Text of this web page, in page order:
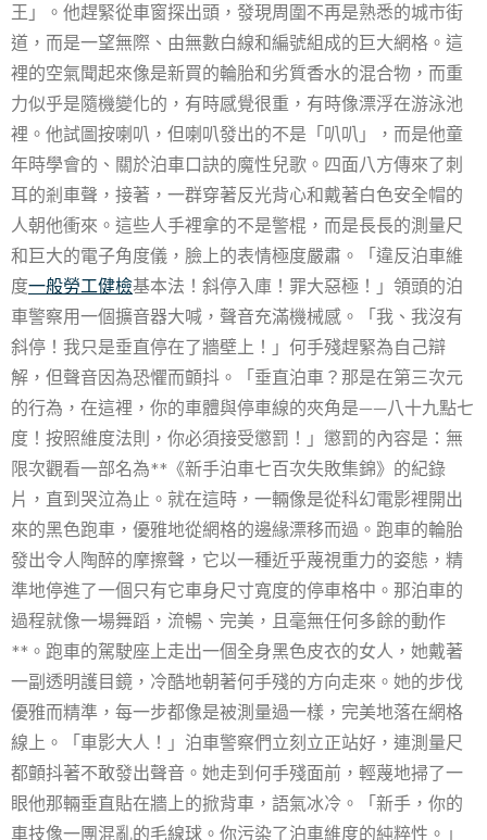
王」。他趕緊從車窗探出頭，發現周圍不再是熟悉的城市街
道，而是一望無際、由無數白線和編號組成的巨大網格。這
裡的空氣聞起來像是新買的輪胎和劣質香水的混合物，而重
力似乎是隨機變化的，有時感覺很重，有時像漂浮在游泳池
裡。他試圖按喇叭，但喇叭發出的不是「叭叭」，而是他童
年時學會的、關於泊車口訣的魔性兒歌。四面八方傳來了刺
耳的剎車聲，接著，一群穿著反光背心和戴著白色安全帽的
人朝他衝來。這些人手裡拿的不是警棍，而是長長的測量尺
和巨大的電子角度儀，臉上的表情極度嚴肅。「違反泊車維
度一般勞工健檢基本法！斜停入庫！罪大惡極！」領頭的泊
車警察用一個擴音器大喊，聲音充滿機械感。「我、我沒有
斜停！我只是垂直停在了牆壁上！」何手殘趕緊為自己辯
解，但聲音因為恐懼而顫抖。「垂直泊車？那是在第三次元
的行為，在這裡，你的車體與停車線的夾角是——八十九點七
度！按照維度法則，你必須接受懲罰！」懲罰的內容是：無
限次觀看一部名為**《新手泊車七百次失敗集錦》的紀錄
片，直到哭泣為止。就在這時，一輛像是從科幻電影裡開出
來的黑色跑車，優雅地從網格的邊緣漂移而過。跑車的輪胎
發出令人陶醉的摩擦聲，它以一種近乎蔑視重力的姿態，精
準地停進了一個只有它車身尺寸寬度的停車格中。那泊車的
過程就像一場舞蹈，流暢、完美，且毫無任何多餘的動作
**。跑車的駕駛座上走出一個全身黑色皮衣的女人，她戴著
一副透明護目鏡，冷酷地朝著何手殘的方向走來。她的步伐
優雅而精準，每一步都像是被測量過一樣，完美地落在網格
線上。「車影大人！」泊車警察們立刻立正站好，連測量尺
都顫抖著不敢發出聲音。她走到何手殘面前，輕蔑地掃了一
眼他那輛垂直貼在牆上的掀背車，語氣冰冷。「新手，你的
車技像一團混亂的毛線球。你污染了泊車維度的純粹性。」